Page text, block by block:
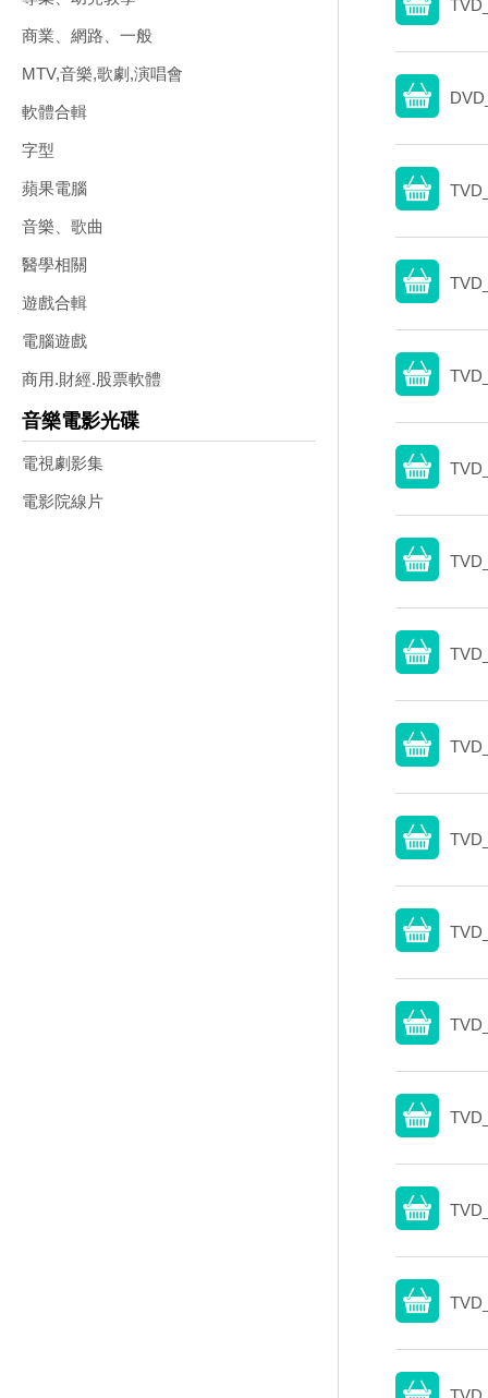
商業、網路、一般
MTV,音樂,歌劇,演唱會
軟體合輯
字型
蘋果電腦
音樂、歌曲
醫學相關
遊戲合輯
電腦遊戲
商用.財經.股票軟體
音樂電影光碟
電視劇影集
電影院線片